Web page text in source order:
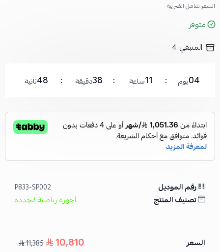
السعر شامل الضريبة
متوفر
المتبقي 4
48ثانية 38دقيقة 11ساعة 04يوم
رقم الموديل P833-SP002
تصنيف المنتج أجهزة رياضية مُجددة
السعر 10,810
11,385